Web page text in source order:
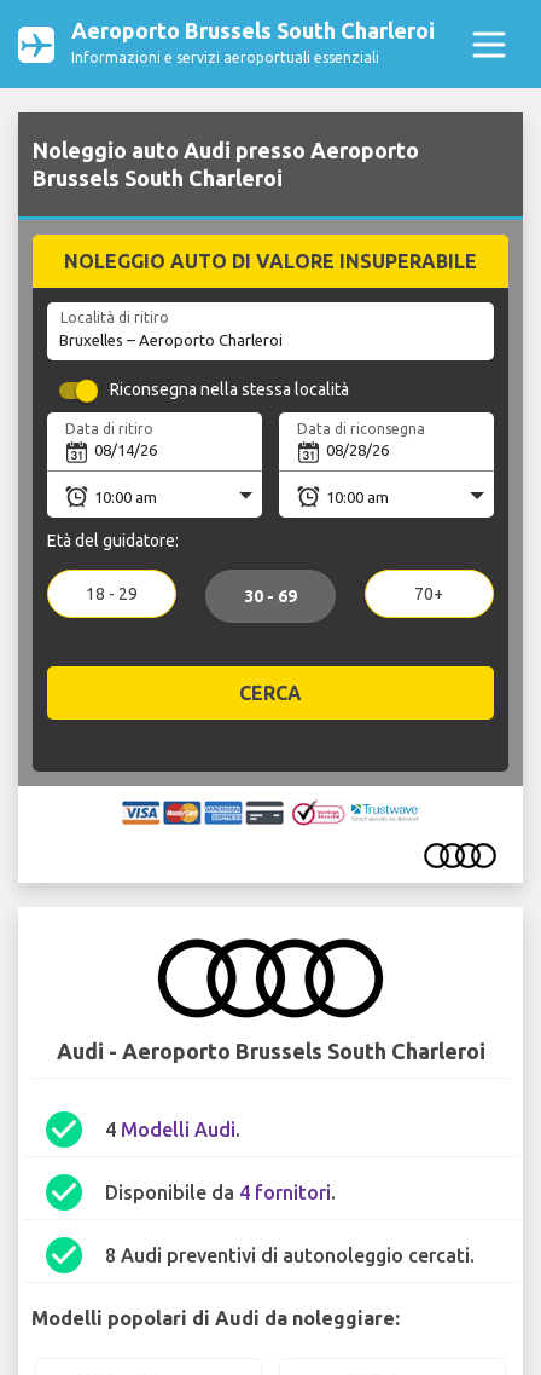
Aeroporto Brussels South Charleroi
Informazioni e servizi aeroportuali essenziali
Noleggio auto Audi presso Aeroporto
Brussels South Charleroi
NOLEGGIO AUTO DI VALORE INSUPERABILE
Località di ritiro
Riconsegna nella stessa località
Data di ritiro Data di riconsegna
Età del guidatore:
18 - 29 30 - 69 70+
CERCA
Audi - Aeroporto Brussels South Charleroi
check_circle 4 Modelli Audi.
check_circle Disponibile da 4 fornitori.
check_circle 8 Audi preventivi di autonoleggio cercati.
Modelli popolari di Audi da noleggiare: